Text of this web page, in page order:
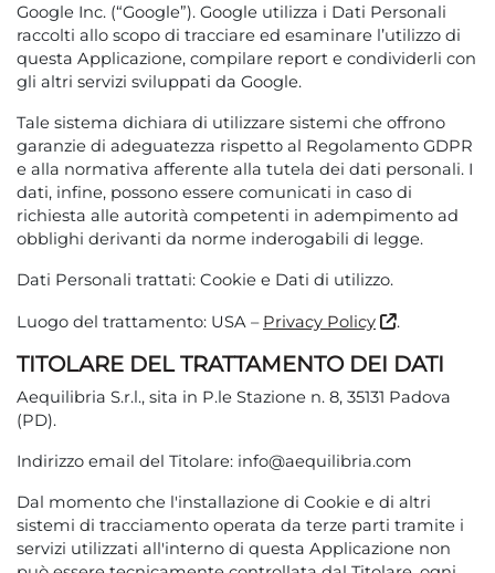
Google Inc. (“Google”). Google utilizza i Dati Personali
raccolti allo scopo di tracciare ed esaminare l’utilizzo di
questa Applicazione, compilare report e condividerli con
gli altri servizi sviluppati da Google.
Tale sistema dichiara di utilizzare sistemi che offrono
garanzie di adeguatezza rispetto al Regolamento GDPR
e alla normativa afferente alla tutela dei dati personali. I
dati, infine, possono essere comunicati in caso di
richiesta alle autorità competenti in adempimento ad
obblighi derivanti da norme inderogabili di legge.
Dati Personali trattati: Cookie e Dati di utilizzo.
Luogo del trattamento: USA – Privacy Policy .
TITOLARE DEL TRATTAMENTO DEI DATI
Aequilibria S.r.l., sita in P.le Stazione n. 8, 35131 Padova
(PD).
Indirizzo email del Titolare: info@aequilibria.com
Dal momento che l'installazione di Cookie e di altri
sistemi di tracciamento operata da terze parti tramite i
servizi utilizzati all'interno di questa Applicazione non